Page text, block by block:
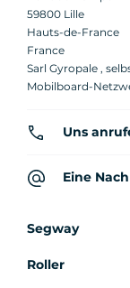
59800 Lille
Hauts-de-France
France
Sarl Gyropale ,
Mobilboard-
Uns
Eine
Segway
Roller